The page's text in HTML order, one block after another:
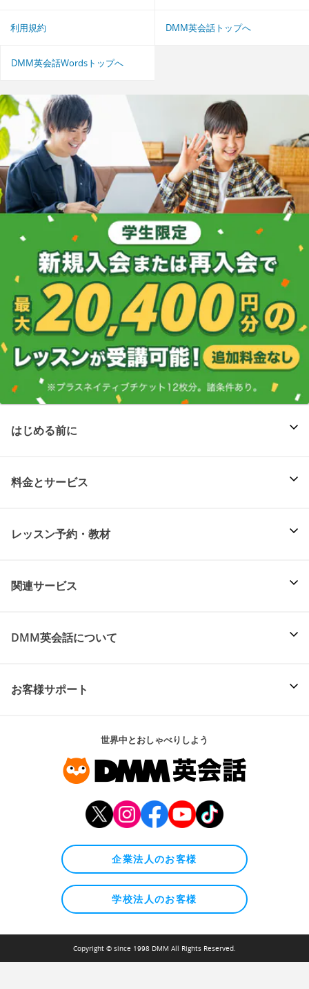
利用規約 DMM英会話トップへ
DMM英会話Wordsトップへ
はじめる前に
料金とサービス
レッスン予約・教材
関連サービス
DMM英会話について
お客様サポート
世界中とおしゃべりしよう
企業法人のお客様
学校法人のお客様
Copyright © since 1998 DMM All Rights Reserved.